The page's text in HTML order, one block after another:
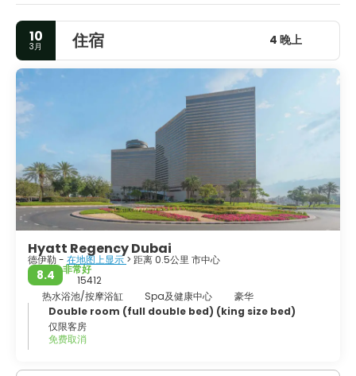
海滩和豪华的购物中心。位于迪拜老城区核心地区的巴斯塔基亚区
仍然是传统的，令人回味的迪拜过去。在这里您可以找到传统的阿
联酋房屋，繁华的露天市场，博物馆，画廊以及旧迪拜城墙的唯一
剩余部分。迪拜的另一个主要景点是朱美拉清真寺，虽然在旧城区
外，但它是传统伊斯兰建筑的一个很好的例子。迪拜是一个不断发
展的前瞻性城市，但它仍然保留了其传统和文化。所以可以说迪拜
是世界上最令人兴奋的地方之一。
10
3月 住宿 4 晚上
Hyatt Regency Dubai
德伊勒 - 在地图上显示> 距离 0.5公里 市中心
8.4
非常好
15412
热水浴池/按摩浴缸
Spa及健康中心
豪华
Double room (full double bed) (king size bed)
仅限客房
免费取消